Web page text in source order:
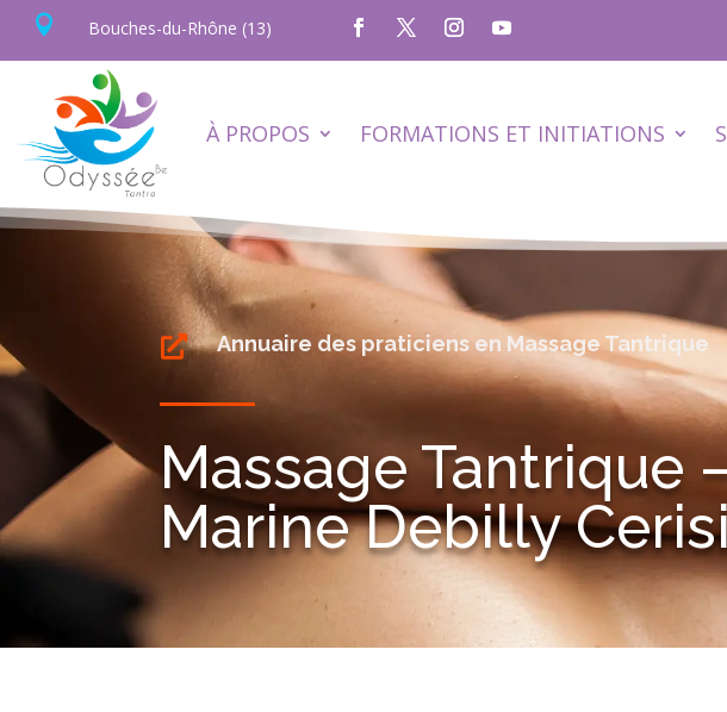
 Bouches-du-Rhône (13)
À PROPOS FORMATIONS ET INITIATIONS
 Annuaire des praticiens en Massage Tantrique
Massage Tantrique
Marine Debilly